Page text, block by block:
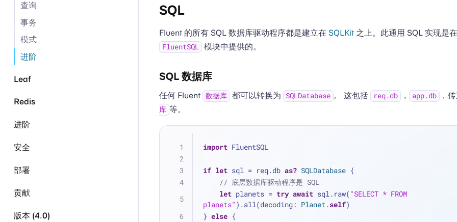
查询
事务
模式
进阶
Leaf
Redis
进阶
安全
部署
贡献
版本 (4.0)
SQL
Fluent 的所有 SQL 数据库驱动程序都是建立在 SQLKit之上。此通用 SQL 实现是
FluentSQL 模块中提供的。
SQL 数据库
任何 Fluent 数据库 都可以转换为 SQLDatabase 。 这包括 req.db ， app.db ，
库 等。
import FluentSQL
if let sql = req.db as? SQLDatabase {
// 底层数据库驱动程序是 SQL
let planets = try await sql.raw( "SELECT * FROM
planets" ).all(decoding: Planet.self)
} else {